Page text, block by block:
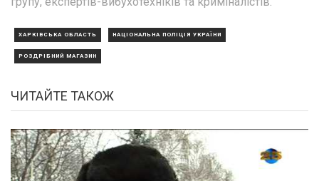
ХАРКІВСЬКА ОБЛАСТЬ НАЦІОНАЛЬНА ПОЛІЦІЯ УКРАЇНИ
РОЗДРІБНИЙ МАГАЗИН
ЧИТАЙТЕ ТАКОЖ